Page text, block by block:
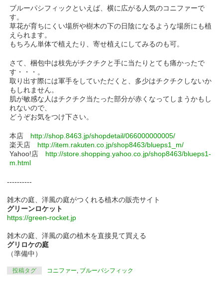
ブルーパシフィックといえば、横に広がる人気のコニファーで
す。
草花が育ちにくい場所や樹木の下の日陰になるような場所にも植
えられます。
もちろん単体で植えたり、寄せ植えにしてみるのも可。
さて、梱包中は枝先がチクチクと手に当たりとても痛かったで
す・・・。
取り出す際には軍手をしていただくと、多少はチクチクしないか
もしれません。
肌が敏感な人はチクチク当たった部分が赤くなってしまうかもし
れないので、
どうぞお気をつけ下さい。
本店 http://shop.8463.jp/shopdetail/066000000005/
楽天店 http://item.rakuten.co.jp/shop8463/blueps1_m/
Yahoo!店 http://store.shopping.yahoo.co.jp/shop8463/blueps1-
m.html
----------
雑木の庭、洋風の庭がつくれる植木の販売サイト
グリーンロケット
https://green-rocket.jp
雑木の庭、洋風の庭の植木を直接見て買える
グリロケの庭
（準備中）
投稿タグ コニファー ブルーパシフィック